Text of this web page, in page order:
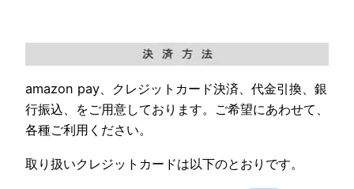
amazon pay、クレジットカード決済、代金引換、銀
行振込、をご用意しております。ご希望にあわせて、
各種ご利用ください。
取り扱いクレジットカードは以下のとおりです。